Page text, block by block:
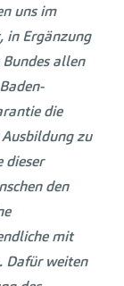
uns im
in Ergänzung
allen
die
zu
dieser
den
mit
Dafür weiten